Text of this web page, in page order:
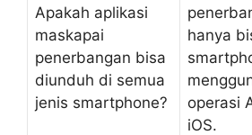
Apakah aplikasi
maskapai
penerbangan bisa
diunduh di semua
jenis smartphone?
hanya
operasi
iOS.